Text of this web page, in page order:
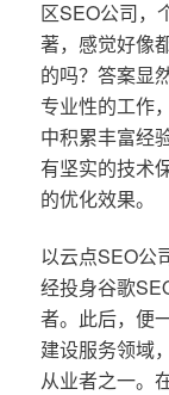
区SEO公司，
著，感觉好像
的吗？答案显
专业性的工作
中积累丰富经
有坚实的技术
的优化效果。
以云点SEO公
经投身谷歌
者。此后，便
建设服务领域
从业者之一。